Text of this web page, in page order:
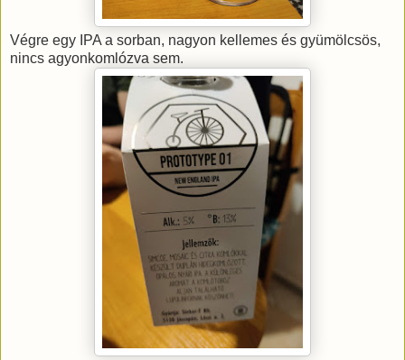
Végre egy IPA a sorban, nagyon kellemes és gyümölcsös,
nincs agyonkomlózva sem.